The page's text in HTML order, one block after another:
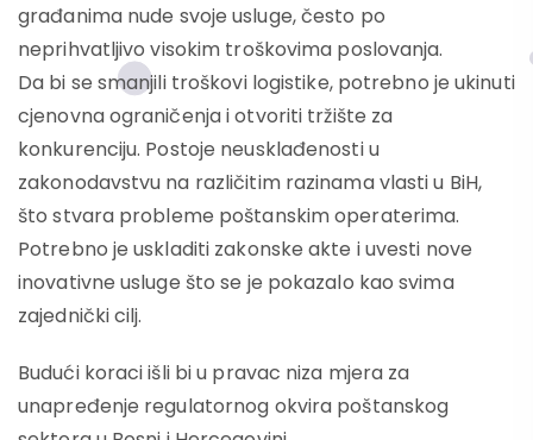
građanima nude svoje usluge, često po
neprihvatljivo visokim troškovima poslovanja.
Da bi se smanjili troškovi logistike, potrebno je ukinuti
cjenovna ograničenja i otvoriti tržište za
konkurenciju. Postoje neusklađenosti u
zakonodavstvu na različitim razinama vlasti u BiH,
što stvara probleme poštanskim operaterima.
Potrebno je uskladiti zakonske akte i uvesti nove
inovativne usluge što se je pokazalo kao svima
zajednički cilj.
Budući koraci išli bi u pravac niza mjera za
unapređenje regulatornog okvira poštanskog